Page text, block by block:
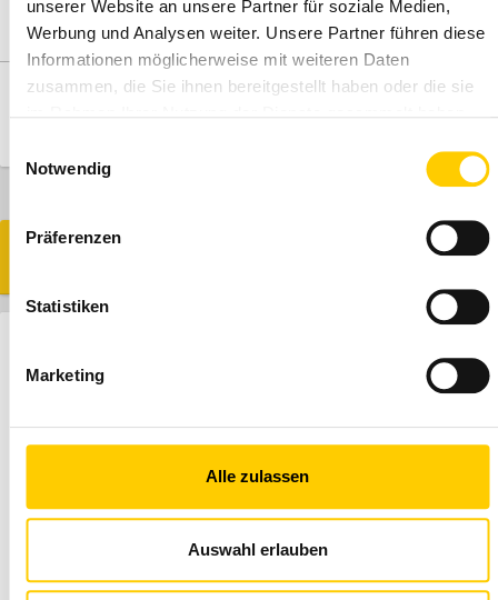
unserer Website an unsere Partner für soziale Medien,
Werbung und Analysen weiter. Unsere Partner führen diese
Informationen möglicherweise mit weiteren Daten
zusammen, die Sie ihnen bereitgestellt haben oder die sie
Notwendig
Präferenzen
Statistiken
Marketing
Alle zulassen
Auswahl erlauben
sales consultant or product manager.
CAT H110 S